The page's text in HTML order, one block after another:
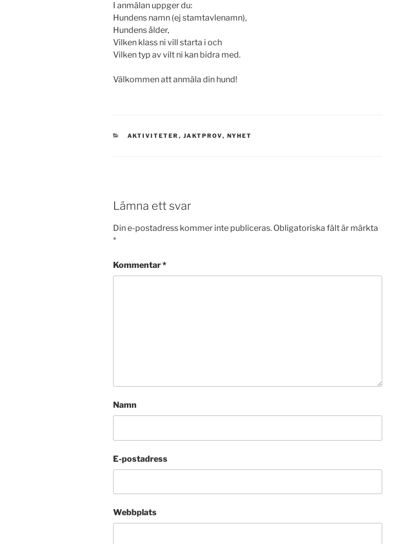
I anmälan uppger du:
Hundens namn (ej stamtavlenamn),
Hundens ålder,
Vilken klass ni vill starta i och
Vilken typ av vilt ni kan bidra med.
Välkommen att anmäla din hund!
KATEGORIER
AKTIVITETER , JAKTPROV, NYHET
Lämna ett svar
Din e-postadress kommer inte publiceras. Obligatoriska fält är märkta
*
Kommentar*
Namn
E-postadress
Webbplats